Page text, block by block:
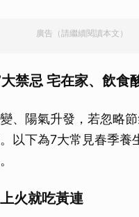
廣告（請繼續閱讀本文）
禁忌 宅在家、飲食
、陽氣升發，若忽略
以下為7大常見春季養
上火就吃黃連